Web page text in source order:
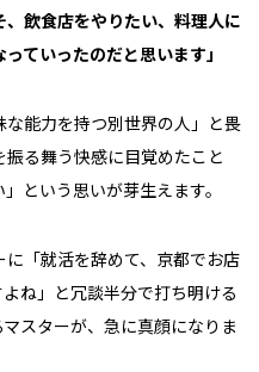
飲食店をやりたい、料理人に
ていったのだと思います」
能力を持つ別世界の人」と畏
る舞う快感に目覚めたこと
という思いが芽生えます。
「就活を辞めて、京都でお店
ね」と冗談半分で打ち明ける
スターが、急に真顔になりま